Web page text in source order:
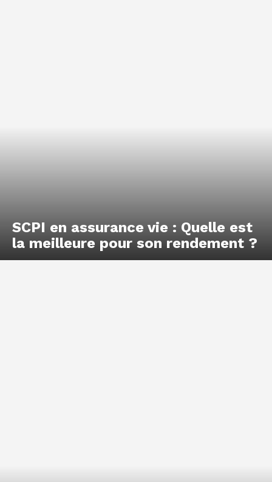
SCPI en assurance vie : Quelle est
la meilleure pour son rendement ?